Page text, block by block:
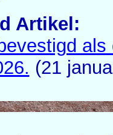
Artikel:
(21